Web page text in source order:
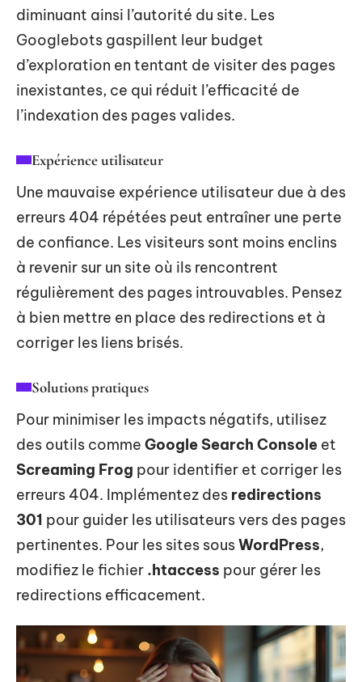
diminuant ainsi l’autorité du site. Les
Googlebots gaspillent leur budget
d’exploration en tentant de visiter des pages
inexistantes, ce qui réduit l’efficacité de
l’indexation des pages valides.
Expérience utilisateur
Une mauvaise expérience utilisateur due à des
erreurs 404 répétées peut entraîner une perte
de confiance. Les visiteurs sont moins enclins
à revenir sur un site où ils rencontrent
régulièrement des pages introuvables. Pensez
à bien mettre en place des redirections et à
corriger les liens brisés.
Solutions pratiques
Pour minimiser les impacts négatifs, utilisez
des outils comme Google Search Console et
Screaming Frog pour identifier et corriger les
erreurs 404. Implémentez des redirections
301 pour guider les utilisateurs vers des pages
pertinentes. Pour les sites sousWordPress,
modifiez le fichier .htaccess pour gérer les
redirections efficacement.